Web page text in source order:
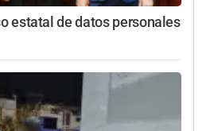
estatal de datos personales